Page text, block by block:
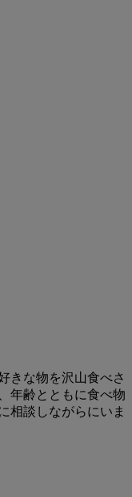
きな物を沢山食べさ
年齢とともに食べ物
相談しながらにいま